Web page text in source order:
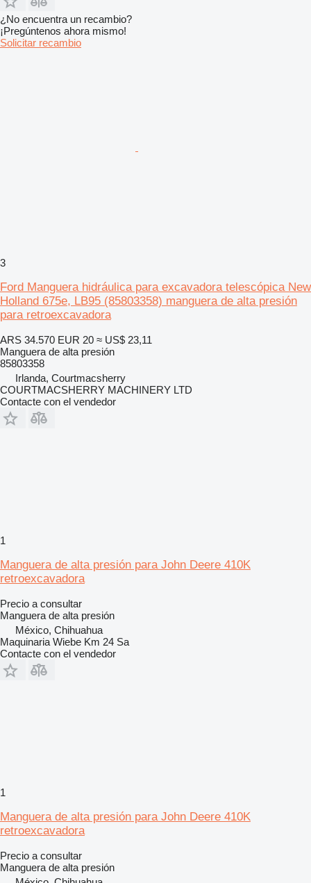
¿No encuentra un recambio?
¡Pregúntenos ahora mismo!
Solicitar recambio
3
Ford Manguera hidráulica para excavadora telescópica New
Holland 675e, LB95 (85803358) manguera de alta presión
para retroexcavadora
ARS 34.570 EUR 20 ≈ US$ 23,11
Manguera de alta presión
85803358
Irlanda, Courtmacsherry
COURTMACSHERRY MACHINERY LTD
Contacte con el vendedor
1
Manguera de alta presión para John Deere 410K
retroexcavadora
Precio a consultar
Manguera de alta presión
México, Chihuahua
Maquinaria Wiebe Km 24 Sa
Contacte con el vendedor
1
Manguera de alta presión para John Deere 410K
retroexcavadora
Precio a consultar
Manguera de alta presión